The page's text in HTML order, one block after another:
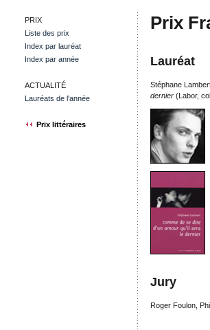
PRIX
Liste des prix
Index par lauréat
Index par année
ACTUALITÉ
Lauréats de l'année
Prix littéraires
Prix
Lauréat
Stéphane
dernier (Labor,
Jury
Roger Foulon,